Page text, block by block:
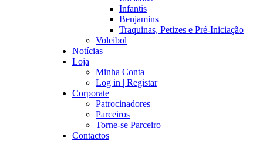
Infantis
Benjamins
Traquinas, Petizes e Pré-Iniciação
Voleibol
Notícias
Loja
Minha Conta
Log in | Registar
Corporate
Patrocinadores
Parceiros
Torne-se Parceiro
Contactos